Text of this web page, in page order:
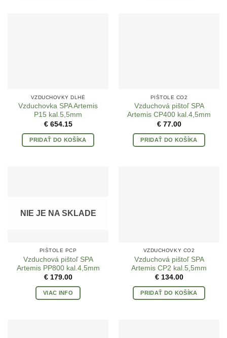
VZDUCHOVKY DLHÉ
Vzduchovka SPA Artemis
P15 kal.5,5mm
€654.15
PRIDAŤ DO KOŠÍKA
PIŠTOLE CO2
Vzduchová pištoľ SPA
Artemis CP400 kal.4,5mm
€77.00
PRIDAŤ DO KOŠÍKA
NIE JE NA SKLADE
PIŠTOLE PCP
Vzduchová pištoľ SPA
Artemis PP800 kal.4,5mm
€179.00
VIAC INFO
VZDUCHOVKY CO2
Vzduchová pištoľ SPA
Artemis CP2 kal.5,5mm
€134.00
PRIDAŤ DO KOŠÍKA